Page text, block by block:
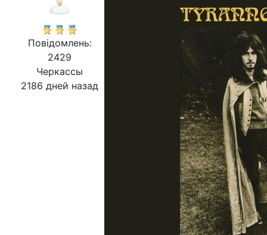
Повідомлень:
2429
Черкассы
2186 дней назад